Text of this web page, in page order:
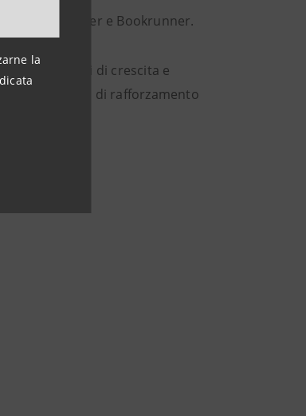
la
Lead Arranger e Bookrunner.
i piani di crescita e
nei percorsi di rafforzamento